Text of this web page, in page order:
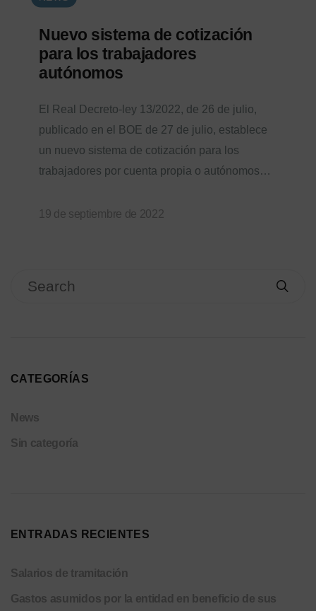
Nuevo sistema de cotización
para los trabajadores
autónomos
El Real Decreto-ley 13/2022, de 26 de julio,
publicado en el BOE de 27 de julio, establece
un nuevo sistema de cotización para los
trabajadores por cuenta propia o autónomos…
19 de septiembre de 2022
CATEGORÍAS
News
Sin categoría
ENTRADAS RECIENTES
Salarios de tramitación
Gastos asumidos por la entidad en beneficio de sus